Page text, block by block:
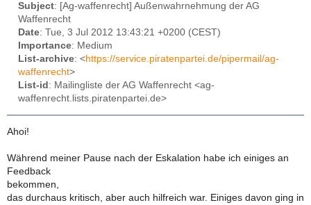
Subject: [Ag-waffenrecht] Außenwahrnehmung der AG
Waffenrecht
Date: Tue, 3 Jul 2012 13:43:21 +0200 (CEST)
Importance: Medium
List-archive: <https://service.piratenpartei.de/pipermail/ag-
waffenrecht>
List-id : Mailingliste der AG Waffenrecht <ag-
waffenrecht.lists.piratenpartei.de>
Ahoi!
Während meiner Pause nach der Eskalation habe ich einiges an
Feedback
bekommen,
das durchaus kritisch, aber auch hilfreich war. Einiges davon ging in